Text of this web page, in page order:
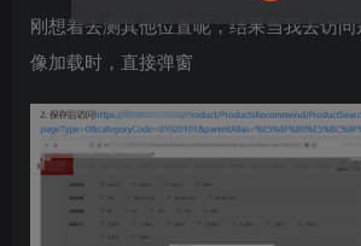
刚想着去测其他位置呢，结果当我去访
像加载时，直接弹窗